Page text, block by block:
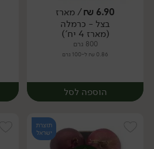
מארז
6.90
₪/ מארז
בצל - כרמלה
(מארז 4 יח')
800 גרם
0.86 ₪ ל-100 גרם
הוספה לסל
תוצרת
ישראל